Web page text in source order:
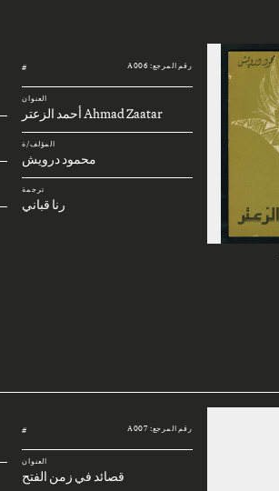
رقم المرجع: A006 #
العنوان
Ahmad Zaatar أحمد الزعتر
المؤلف/ة
محمود درويش
ترجمة
رنا قباني
رقم المرجع: A007 #
العنوان
قصائد في زمن الفتح